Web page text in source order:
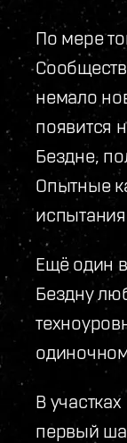
По мере
немало
появится
Бездне,
Опытные
Ещё один
Бездну
В
первый